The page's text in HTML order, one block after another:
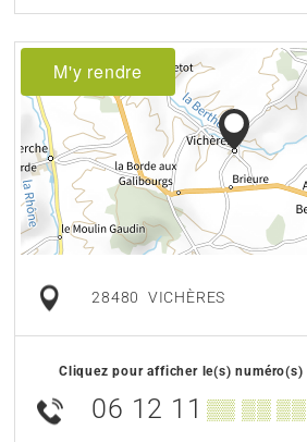
M'y rendre
28480 VICHÈRES
Cliquez pour afficher le(s) numéro(s)
06 12 11 ▒▒ ▒▒ ▒▒